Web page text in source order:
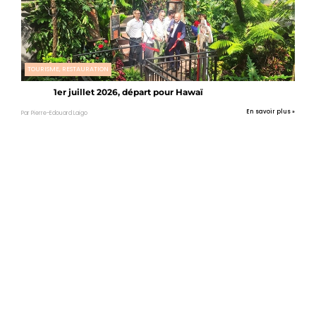
TOURISME, RESTAURATION
1er juillet 2026, départ pour Hawaï
Par Pierre-Edouard Laigo En savoir plus »